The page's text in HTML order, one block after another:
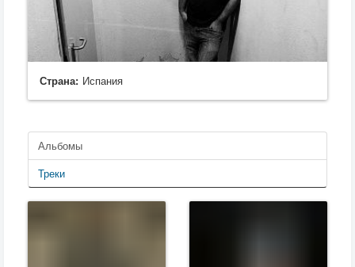
Страна: Испания
Альбомы
Треки